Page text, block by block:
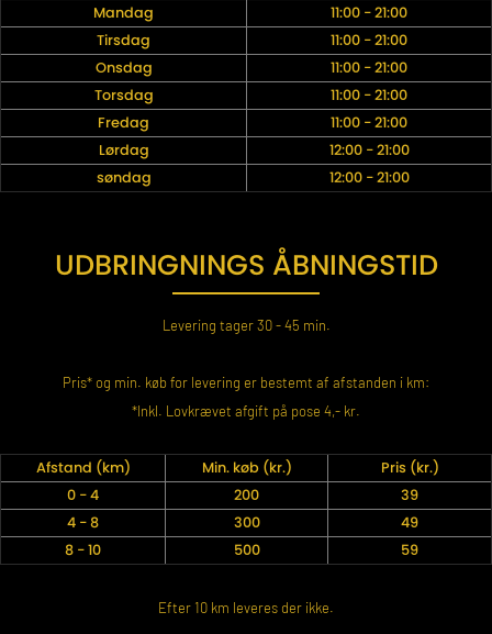
Mandag
11:00 - 21:00
Tirsdag
11:00 - 21:00
Onsdag
11:00 - 21:00
Torsdag
11:00 - 21:00
Fredag
11:00 - 21:00
Lørdag
12:00 - 21:00
søndag
12:00 - 21:00
UDBRINGNINGS ÅBNINGSTID
Levering tager 30 - 45 min.
Pris* og min. køb for levering er bestemt af afstanden i km:
*Inkl. Lovkrævet afgift på pose 4,- kr.
Afstand (km) Min. køb (kr.)
Pris (kr.)
0 - 4
200
39
4 - 8
300
49
8 - 10
500 59
Efter 10 km leveres der ikke.